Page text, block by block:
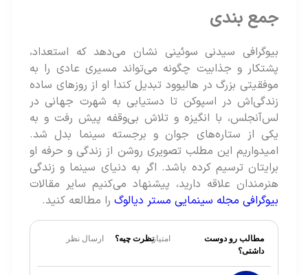
جمع بندی
بیوگرافی سیدنی سوئینی نشان می‌دهد که استعداد،
پشتکار و جذابیت چگونه می‌تواند مسیری عادی را به
موفقیتی بزرگ در هالیوود تبدیل کند! او از روزهای ساده
زندگی‌اش در اسپوکن تا دستیابی به شهرت جهانی در
لس‌آنجلس، با انگیزه و تلاش بی‌وقفه پیش رفت و به
یکی از ستاره‌های جوان و برجسته سینما بدل شد.
امیدواریم این مطلب تصویری روشن از زندگی و حرفه او
برایتان ترسیم کرده باشد. اگر به دنیای سینما و زندگی
هنرمندان علاقه دارید، پیشنهاد می‌کنیم سایر مقالات
بیوگرافی مجله سینمایی مستر دیالوگرا مطالعه کنید.
مطالب رو دوست
نظرت چیه؟ ارسال نظر